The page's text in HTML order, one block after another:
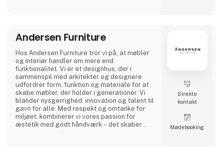
Teague, Stonewall Kitchen samt udvalgte
producenter fra Irland, Englan
Andersen Furniture
Hos Andersen Furniture tror vi på, at møbler
og interiør handler om mere end
funktionalitet. Vi er et designhus, der i
sammenspil med arkitekter og designere
udfordrer form, funktion og materiale for at
skabe møbler, der holder i generationer. Vi
blander nysgerrighed, innovation og talent til
gavn for alle. Med respekt og omtanke for
miljøet, kombinerer vi vores passion for
æstetik med godt håndværk – det skaber
Direkte
kontakt
Møde­booking